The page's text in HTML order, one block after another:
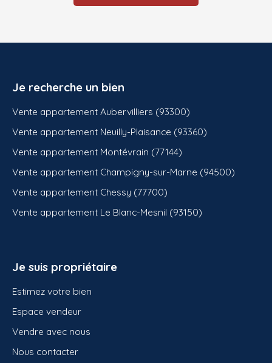
Je recherche un bien
Vente appartement Aubervilliers (93300)
Vente appartement Neuilly-Plaisance (93360)
Vente appartement Montévrain (77144)
Vente appartement Champigny-sur-Marne (94500)
Vente appartement Chessy (77700)
Vente appartement Le Blanc-Mesnil (93150)
Je suis propriétaire
Estimez votre bien
Espace vendeur
Vendre avec nous
Nous contacter